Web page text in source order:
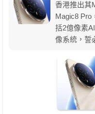
香港推出其
Magic8 Pro
括2億像素
像系統，誓